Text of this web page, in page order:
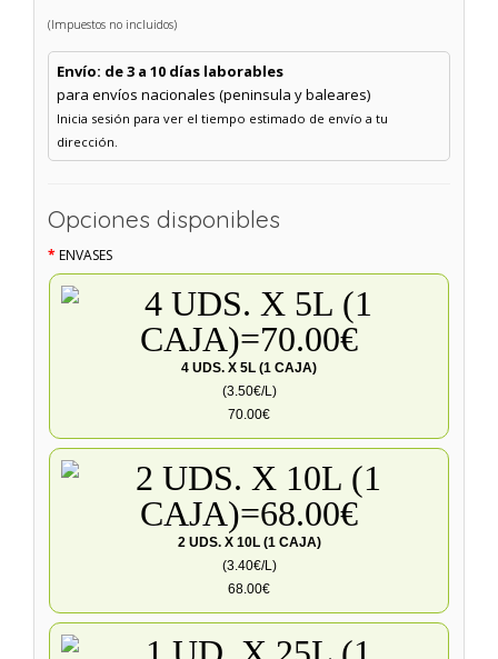
(Impuestos no incluidos)
Envío: de 3 a 10 días laborables
para envíos nacionales (peninsula y baleares)
Inicia sesión para ver el tiempo estimado de envío a tu
dirección.
Opciones disponibles
ENVASES
4 UDS. X 5L (1 CAJA)
(3.50€/L)
70.00€
2 UDS. X 10L (1 CAJA)
(3.40€/L)
68.00€